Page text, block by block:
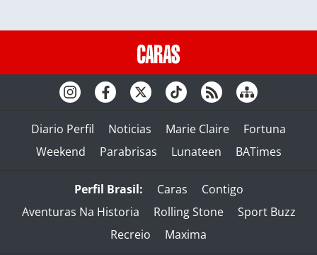
Diario Perfil Noticias Marie Claire
Fortuna
Weekend
Parabrisas Lunateen BATimes
Perfil Brasil: Caras
Contigo
Aventuras Na Historia
Rolling Stone
Sport Buzz
Recreio
Maxima